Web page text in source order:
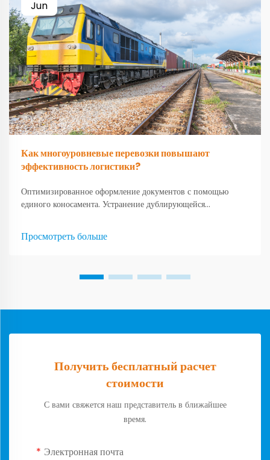
Jun
Как многоуровневые перевозки повышают
эффективность логистики?
Оптимизированное оформление документов с помощью
единого коносамента. Устранение дублирующейся
они сталкиваются с гораздо меньшим объемом бумажной
Просмотреть больше
Получить бесплатный расчет
стоимости
С вами свяжется наш представитель в ближайшее
время.
Электронная почта